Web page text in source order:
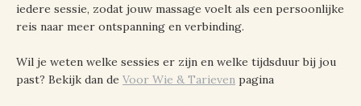
iedere sessie, zodat jouw massage voelt als een persoonlijke
reis naar meer ontspanning en verbinding.
Wil je weten welke sessies er zijn en welke tijdsduur bij jou
past? Bekijk dan de Voor Wie & Tarieven pagina